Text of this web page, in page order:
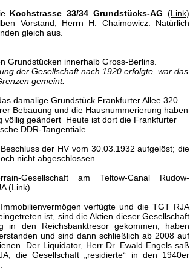
Kochstrasse 33/34 Grundstücks-AG (Link)
Vorstand, Herrn H. Chaimowicz. Natürlich
gleich aus.
Grundstücken innerhalb Gross-Berlins.
der Gesellschaft nach 1920 erfolgte, war das
gemeint.
damalige Grundstück Frankfurter Allee 320
Bebauung und die Hausnummerierung haben
völlig geändert Heute ist dort die Frankfurter
DDR-Tangentiale.
der HV vom 30.03.1932 aufgelöst; die
nicht abgeschlossen.
Gesellschaft am Teltow-Canal Rudow-
(Link).
verfügte und die TGT RJA
ist, sind die Aktien dieser Gesellschaft
in den Reichsbanktresor gekommen, haben
und sind dann schließlich ab 2008 auf
Der Liquidator, Herr Dr. Ewald Engels saß
die Gesellschaft „residierte“ in den 1940er